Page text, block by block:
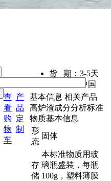
货 期： 3-5天
中国
查
看
购
物
车
产
品
定
制
基本信息 相关产品
高炉渣成分分析标准
物质基本信息
形
态
固体
存
储
本标准物质用玻
璃瓶盛装，每瓶
100g，塑料薄膜